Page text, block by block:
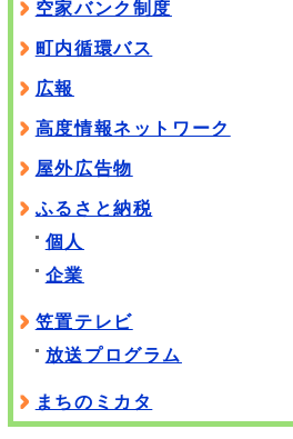
空家バンク制度
町内循環バス
広報
高度情報ネットワーク
屋外広告物
ふるさと納税
個人
企業
笠置テレビ
放送プログラム
まちのミカタ